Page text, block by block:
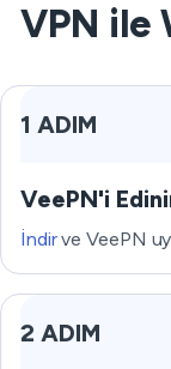
VPN ile
1 ADIM
VeePN'i
İndirve VeePN
2 ADIM